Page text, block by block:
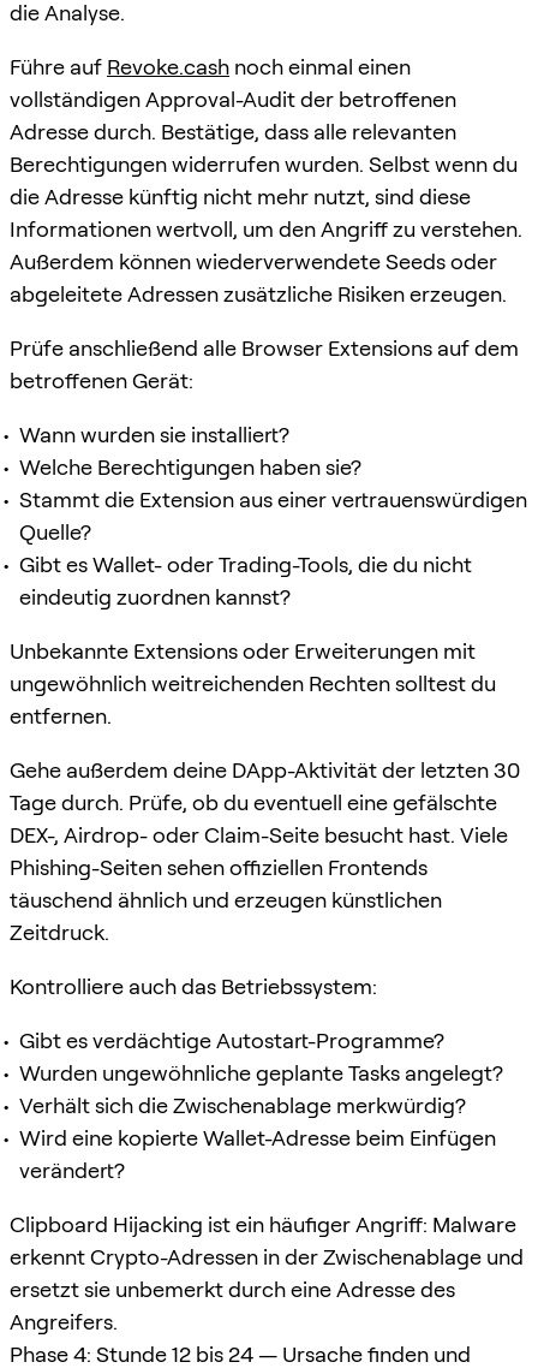
die Analyse.
Führe auf Revoke.cash noch einmal einen
vollständigen Approval-Audit der betroffenen
Adresse durch. Bestätige, dass alle relevanten
Berechtigungen widerrufen wurden. Selbst wenn du
die Adresse künftig nicht mehr nutzt, sind diese
Informationen wertvoll, um den Angriff zu verstehen.
Außerdem können wiederverwendete Seeds oder
abgeleitete Adressen zusätzliche Risiken erzeugen.
Prüfe anschließend alle Browser Extensions auf dem
betroffenen Gerät:
Wann wurden sie installiert?
Welche Berechtigungen haben sie?
Stammt die Extension aus einer vertrauenswürdigen
Quelle?
Gibt es Wallet- oder Trading-Tools, die du nicht
eindeutig zuordnen kannst?
Unbekannte Extensions oder Erweiterungen mit
ungewöhnlich weitreichenden Rechten solltest du
entfernen.
Gehe außerdem deine DApp-Aktivität der letzten 30
Tage durch. Prüfe, ob du eventuell eine gefälschte
DEX-, Airdrop- oder Claim-Seite besucht hast. Viele
Phishing-Seiten sehen offiziellen Frontends
täuschend ähnlich und erzeugen künstlichen
Zeitdruck.
Kontrolliere auch das Betriebssystem:
Gibt es verdächtige Autostart-Programme?
Wurden ungewöhnliche geplante Tasks angelegt?
Verhält sich die Zwischenablage merkwürdig?
Wird eine kopierte Wallet-Adresse beim Einfügen
verändert?
Clipboard Hijacking ist ein häufiger Angriff: Malware
erkennt Crypto-Adressen in der Zwischenablage und
ersetzt sie unbemerkt durch eine Adresse des
Angreifers.
Phase 4: Stunde 12 bis 24 — Ursache finden und